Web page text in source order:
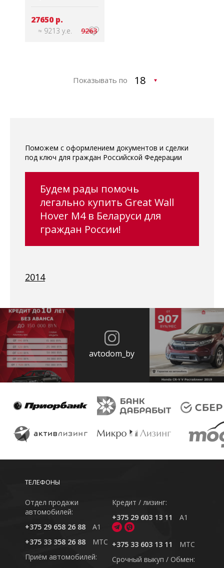
27650 р.
≈ 9213 у.е. 9263
Показывать по
Поможем с оформлением документов и сделки
под ключ для граждан Российской Федерации
Будем рады помочь
легально купить Great Wall
Hover M4 в Беларуси для
граждан России!
2014
avtodom_by
ТЕЛЕФОНЫ
Отдел продажи
автомобилей:
+375 29 658 26 88
A1
+375 33 358 26 88
MTC
Приём автомобилей:
Кредит / лизинг:
+375 29 603 13 11
A1
+375 33 603 13 11
MTC
Cрочный выкуп / Обмен: